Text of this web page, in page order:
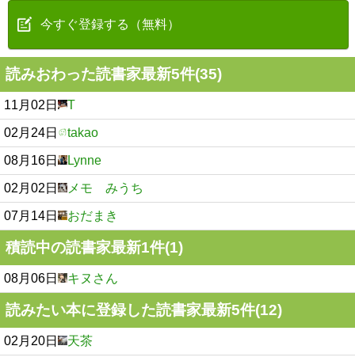
今すぐ登録する（無料）
読みおわった読書家最新5件(35)
11月02日 T
02月24日 takao
08月16日 Lynne
02月02日 メモ みうち
07月14日 おだまき
積読中の読書家最新1件(1)
08月06日 キヌさん
読みたい本に登録した読書家最新5件(12)
02月20日 天茶